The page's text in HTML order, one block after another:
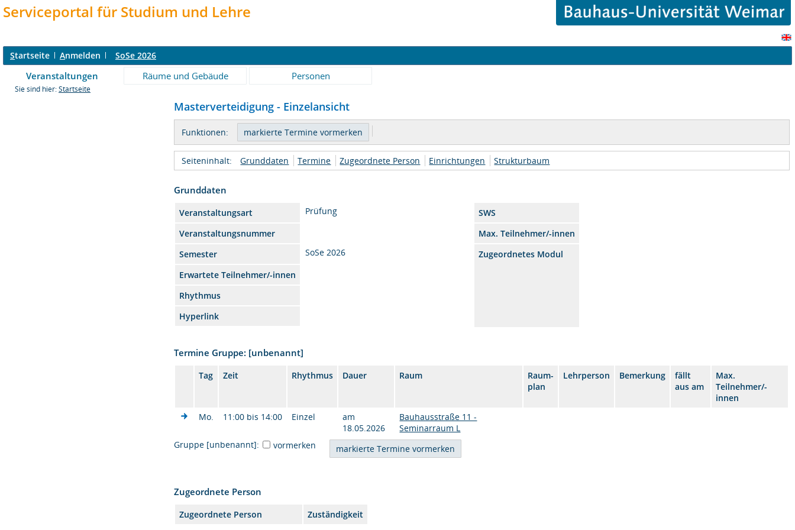
Serviceportal für Studium und Lehre
Startseite Anmelden SoSe 2026
Veranstaltungen Räume und Gebäude Personen
Sie sind hier: Startseite
Masterverteidigung - Einzelansicht
Funktionen:
Seiteninhalt: Grunddaten Termine Zugeordnete Person Einrichtungen Strukturbaum
Grunddaten
Veranstaltungsart Prüfung
SWS
Veranstaltungsnummer
Max. Teilnehmer/-innen
Semester
SoSe 2026
Zugeordnetes Modul
Erwartete Teilnehmer/-innen
Rhythmus
Hyperlink
Termine Gruppe: [unbenannt]
Tag Zeit Rhythmus Dauer Raum
Raum-
plan
Lehrperson Bemerkung
fällt
aus am
Max.
Teilnehmer/-
innen
Mo.
11:00 bis 14:00 Einzel
am
18.05.2026
Bauhausstraße 11 -
Seminarraum L
Gruppe [unbenannt]:
vormerken
Zugeordnete Person
Zugeordnete Person
Zuständigkeit